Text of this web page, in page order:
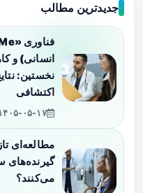
جدیدترین مطالب
انسانی) و
نخستین:
اکتشافی
۱۴۰۵-۰۵-
مطالعه‌ای
گیرنده‌های
می‌کنند؟